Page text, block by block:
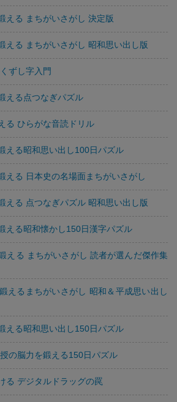
える まちがいさがし 決定版
える まちがいさがし 昭和思い出し版
ずし字入門
える点つなぎパズル
る ひらがな音読ドリル
える昭和思い出し100日パズル
える 日本史の名場面まちがいさがし
える 点つなぎパズル 昭和思い出し版
える昭和懐かし150日漢字パズル
える まちがいさがし 読者が選んだ傑作集
えるまちがいさがし 昭和＆平成思い出し
える昭和思い出し150日パズル
の脳力を鍛える150日パズル
る デジタルドラッグの罠